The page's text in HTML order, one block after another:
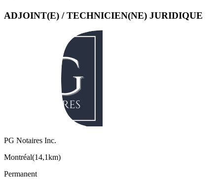
ADJOINT(E) / TECHNICIEN(NE) JURIDIQUE
PG Notaires Inc.
Montréal(14,1km)
Permanent